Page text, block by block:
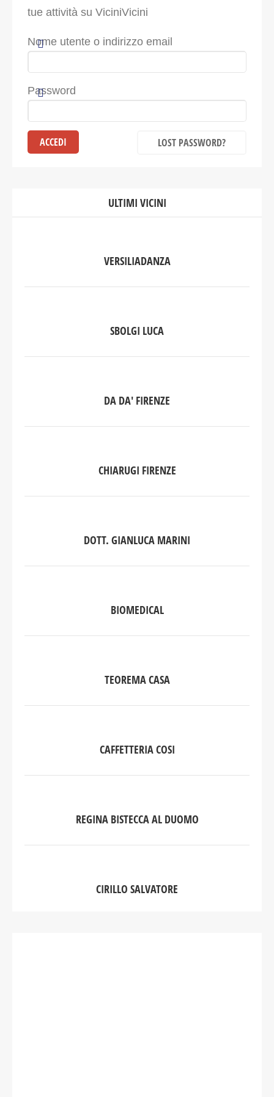
tue attività su ViciniVicini
Nome utente o indirizzo email
Password
LOST PASSWORD?
ULTIMI VICINI
VERSILIADANZA
SBOLGI LUCA
DA DA' FIRENZE
CHIARUGI FIRENZE
DOTT. GIANLUCA MARINI
BIOMEDICAL
TEOREMA CASA
CAFFETTERIA COSI
REGINA BISTECCA AL DUOMO
CIRILLO SALVATORE